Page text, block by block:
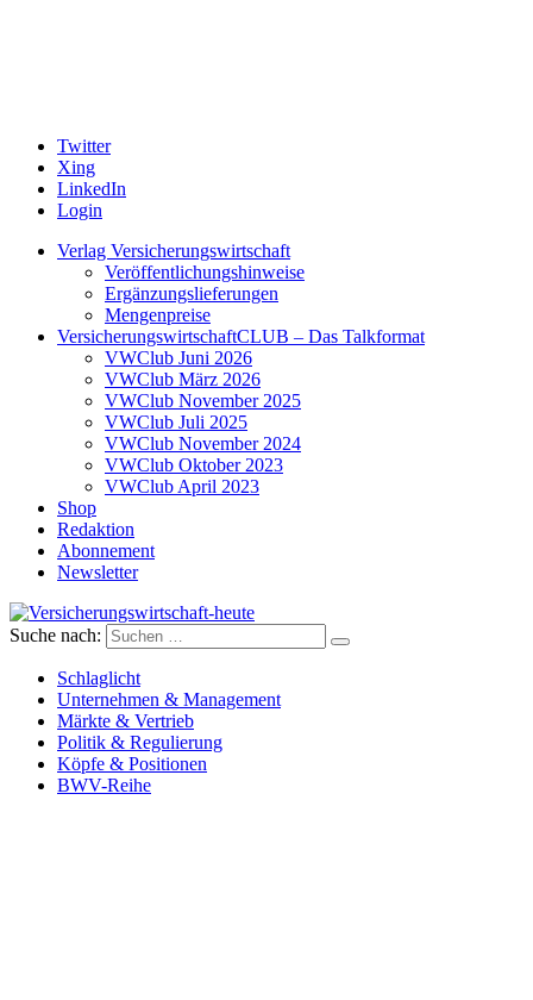
Twitter
Xing
LinkedIn
Login
Verlag Versicherungswirtschaft
Veröffentlichungshinweise
Ergänzungslieferungen
Mengenpreise
VersicherungswirtschaftCLUB – Das Talkformat
VWClub Juni 2026
VWClub März 2026
VWClub November 2025
VWClub Juli 2025
VWClub November 2024
VWClub Oktober 2023
VWClub April 2023
Shop
Redaktion
Abonnement
Newsletter
Versicherungswirtschaft-heute
Suche nach:
Schlaglicht
Unternehmen & Management
Märkte & Vertrieb
Politik & Regulierung
Köpfe & Positionen
BWV-Reihe